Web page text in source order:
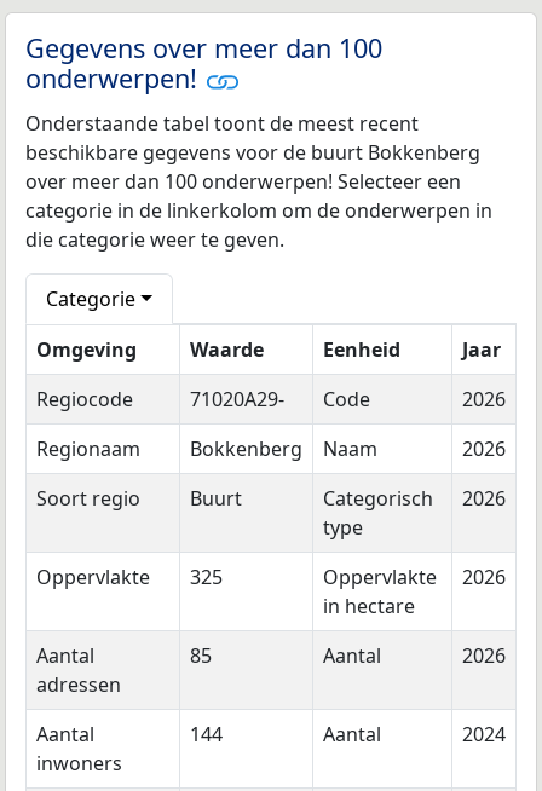
Gegevens over meer dan 100
onderwerpen!
Onderstaande tabel toont de meest recent
beschikbare gegevens voor de buurt Bokkenberg
over meer dan 100 onderwerpen! Selecteer een
categorie in de linkerkolom om de onderwerpen in
die categorie weer te geven.
Categorie
Omgeving
Waarde Eenheid
Jaar
Regiocode
71020A29- Code
2026
Regionaam
Bokkenberg Naam
2026
Soort regio
Buurt
Categorisch
type
2026
Oppervlakte 325
Oppervlakte
in hectare
2026
Aantal
adressen
85 Aantal 2026
Aantal
inwoners
144 Aantal 2024